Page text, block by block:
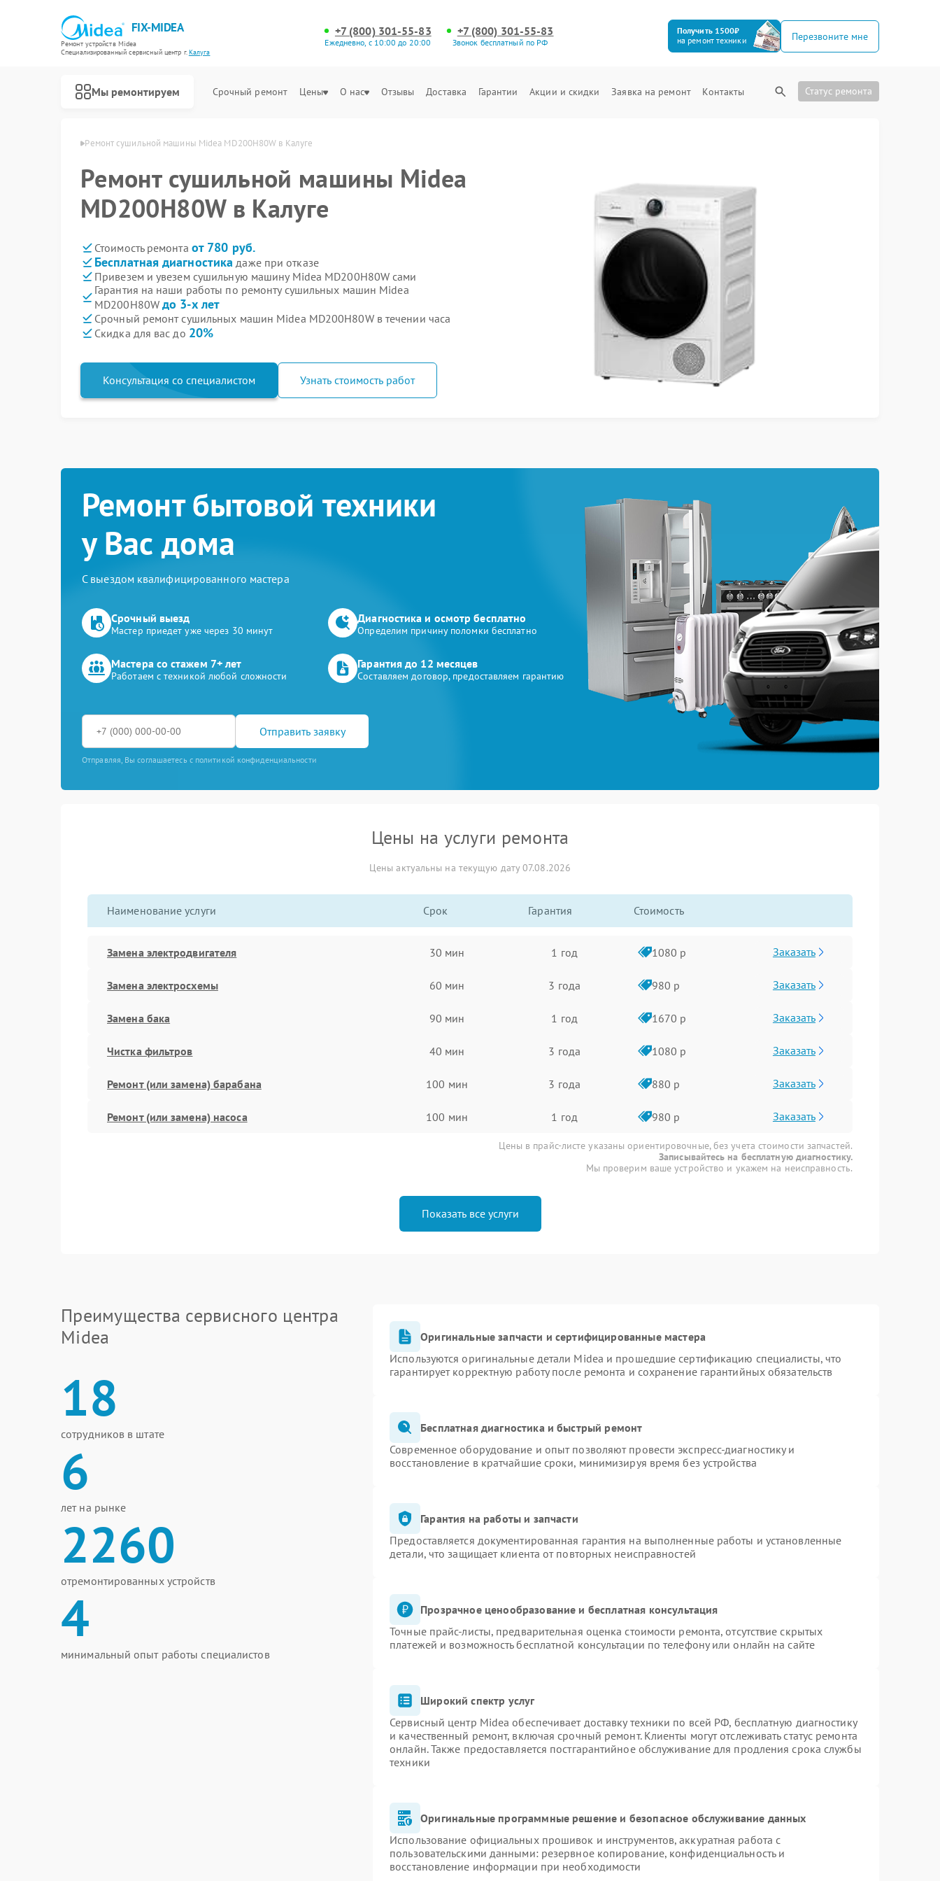
FIX-MIDEA
Ремонт устройств Midea
Специализированный cервисный центр г.Калуга
+7 (800) 301-55-83
Ежедневно, с 10:00 до 20:00
+7 (800) 301-55-83
Звонок бесплатный по РФ
Получить 1500₽
на ремонт техники
Перезвоните мне
Мы ремонтируем Срочный ремонт Цены О нас Отзывы Доставка Гарантии Акции и скидки Заявка на ремонт Контакты Статус ремонта
Midea в Калуге Ремонт сушильной машины Midea MD200H80W в Калуге
Ремонт сушильной машины Midea
MD200H80W в Калуге
Стоимость ремонта от 780 руб.
Бесплатная диагностика даже при отказе
Привезем и увезем сушильную машину Midea MD200H80W сами
Гарантия на наши работы по ремонту сушильных машин Midea
MD200H80W до 3-х лет
Срочный ремонт сушильных машин Midea MD200H80W в течении часа
Скидка для вас до 20%
Консультация со специалистом Узнать стоимость работ
Ремонт бытовой техники
у Вас дома
С выездом квалифицированного мастера
Срочный выезд
Мастер приедет уже через 30 минут
Диагностика и осмотр бесплатно
Определим причину поломки бесплатно
Мастера со стажем 7+ лет
Работаем с техникой любой сложности
Гарантия до 12 месяцев
Составляем договор, предоставляем гарантию
Отправить заявку
Отправляя, Вы соглашаетесь с политикой конфиденциальности
Цены на услуги ремонта
Цены актуальны на текущую дату 07.08.2026
Наименование услуги Срок Гарантия Стоимость
Замена электродвигателя 30 мин 1 год 1080 р Заказать
Замена электросхемы 60 мин 3 года 980 р Заказать
Замена бака 90 мин 1 год 1670 р Заказать
Чистка фильтров 40 мин 3 года 1080 р Заказать
Ремонт (или замена) барабана 100 мин 3 года 880 р Заказать
Ремонт (или замена) насоса 100 мин 1 год 980 р Заказать
Цены в прайс-листе указаны ориентировочные, без учета стоимости запчастей.
Записывайтесь на бесплатную диагностику.
Мы проверим ваше устройство и укажем на неисправность.
Показать все услуги
Преимущества сервисного центра
Midea
18
сотрудников в штате
6
лет на рынке
2260
отремонтированных устройств
4
минимальный опыт работы специалистов
Оригинальные запчасти и сертифицированные мастера
Используются оригинальные детали Midea и прошедшие сертификацию специалисты, что
гарантирует корректную работу после ремонта и сохранение гарантийных обязательств
Бесплатная диагностика и быстрый ремонт
Современное оборудование и опыт позволяют провести экспресс-диагностику и
восстановление в кратчайшие сроки, минимизируя время без устройства
Гарантия на работы и запчасти
Предоставляется документированная гарантия на выполненные работы и установленные
детали, что защищает клиента от повторных неисправностей
Прозрачное ценообразование и бесплатная консультация
Точные прайс-листы, предварительная оценка стоимости ремонта, отсутствие скрытых
платежей и возможность бесплатной консультации по телефону или онлайн на сайте
Широкий спектр услуг
Сервисный центр Midea обеспечивает доставку техники по всей РФ, бесплатную диагностику
и качественный ремонт, включая срочный ремонт. Клиенты могут отслеживать статус ремонта
онлайн. Также предоставляется постгарантийное обслуживание для продления срока службы
техники
Оригинальные программные решение и безопасное обслуживание данных
Использование официальных прошивок и инструментов, аккуратная работа с
пользовательскими данными: резервное копирование, конфиденциальность и
восстановление информации при необходимости